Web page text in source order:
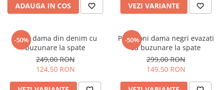
ADAUGA IN COS VEZI VARIANTE
-50%
Blugi dama din denim cu
buzunare la spate
249,00 RON
124,50 RON
-50%
Pantaloni dama negri evazati
cu buzunare la spate
299,00 RON
149,50 RON